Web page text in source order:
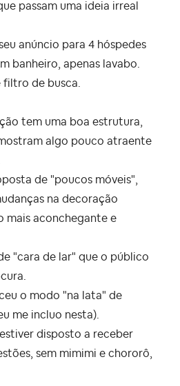
passam uma ideia irreal
anúncio para 4 hóspedes
banheiro, apenas lavabo.
filtro de busca.
tem uma boa estrutura,
algo pouco atraente
de "poucos móveis",
na decoração
mais aconchegante e
"cara de lar" que o público
o modo "na lata" de
me incluo nesta).
disposto a receber
sem mimimi e chororô,